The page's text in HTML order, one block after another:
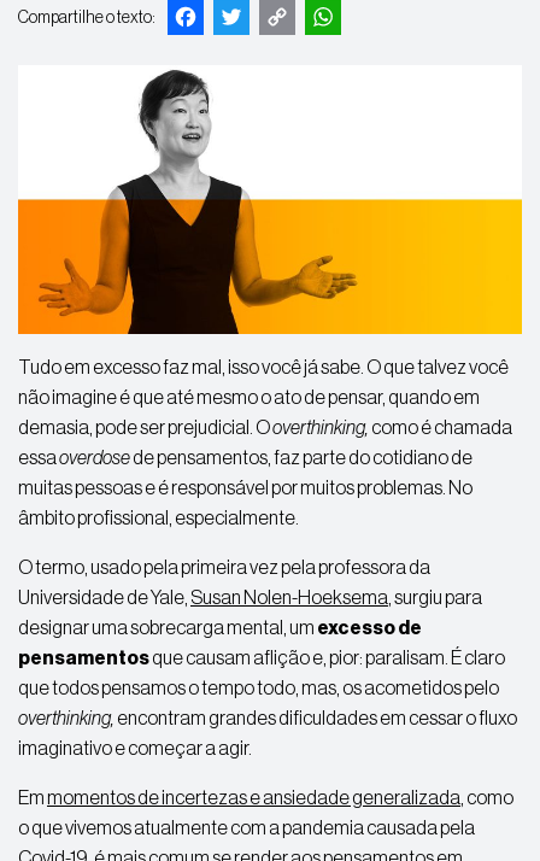
Compartilhe o texto: Facebook
Twitter
CopyWhatsApp
Tudo em excesso faz mal, isso você já sabe. O que talvez você
não imagine é que até mesmo o ato de pensar, quando em
demasia, pode ser prejudicial. Ooverthinking, como échamada
essaoverdosede pensamentos, faz parte do cotidiano de
muitas pessoas e é responsável por muitos problemas. No
âmbito profissional, especialmente.
O termo, usado pela primeira vez pela professora da
Universidade de Yale, Susan Nolen-Hoeksema surgiu para
designar uma sobrecarga mental, um excesso de
pensamentosque causam aflição e, pior: paralisam. É claro
quetodos pensamoso tempo todo, mas, os acometidos pelo
overthinking, encontram grandes dificuldades em cessar o fluxo
imaginativo e começar a agir.
Em momentos de incertezas e ansiedade generalizada , como
o que vivemos atualmente com a pandemia causada pela